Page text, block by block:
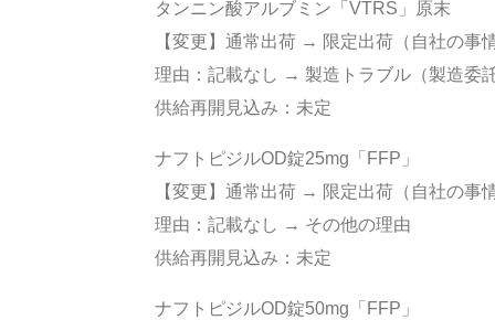
タンニン酸アルブミン「VTRS」原末
【変更】通常出荷 → 限定出荷（自社の事情
理由：記載なし → 製造トラブル（製造委託
供給再開見込み：未定
ナフトピジルOD錠25mg「FFP」
【変更】通常出荷 → 限定出荷（自社の事情
理由：記載なし → その他の理由
供給再開見込み：未定
ナフトピジルOD錠50mg「FFP」